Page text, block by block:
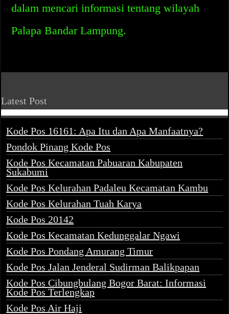
dalam mencari informasi tentang wilayah
Palapa Bandar Lampung.
Latest Post
Kode Pos 16161: Apa Itu dan Apa Manfaatnya?
Pondok Pinang Kode Pos
Kode Pos Kecamatan Pabuaran Kabupaten
Sukabumi
Kode Pos Kelurahan Padaleu Kecamatan Kambu
Kode Pos Kelurahan Tuah Karya
Kode Pos 20142
Kode Pos Kecamatan Kedunggalar Ngawi
Kode Pos Pondang Amurang Timur
Kode Pos Jalan Jenderal Sudirman Balikpapan
Kode Pos Cibungbulang Bogor Barat: Informasi
Kode Pos Terlengkap
Kode Pos Air Haji